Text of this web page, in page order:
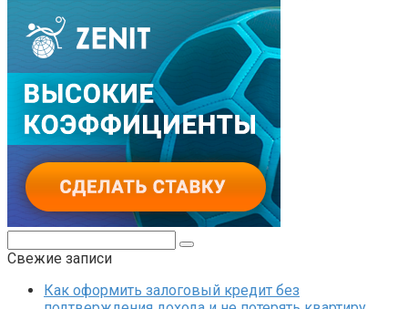
Свежие записи
Как оформить залоговый кредит без